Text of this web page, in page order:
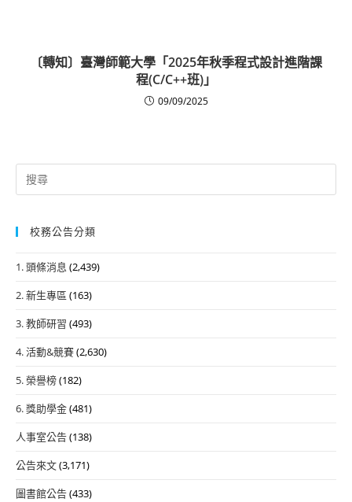
〔轉知〕臺灣師範大學「2025年秋季程式設計進階課
程(C/C++班)」
09/09/2025
Search
for:
校務公告分類
1. 頭條消息 (2,439)
2. 新生專區 (163)
3. 教師研習 (493)
4. 活動&競賽(2,630)
5. 榮譽榜(182)
6. 獎助學金(481)
人事室公告(138)
公告來文(3,171)
圖書館公告(433)